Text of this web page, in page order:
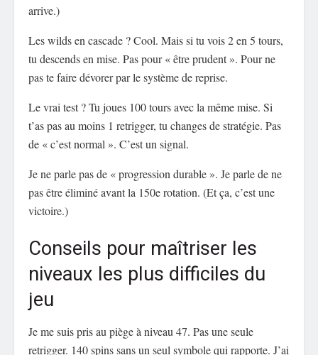
arrive.)
Les wilds en cascade ? Cool. Mais si tu vois 2 en 5 tours,
tu descends en mise. Pas pour « être prudent ». Pour ne
pas te faire dévorer par le système de reprise.
Le vrai test ? Tu joues 100 tours avec la même mise. Si
t’as pas au moins 1 retrigger, tu changes de stratégie. Pas
de « c’est normal ». C’est un signal.
Je ne parle pas de « progression durable ». Je parle de ne
pas être éliminé avant la 150e rotation. (Et ça, c’est une
victoire.)
Conseils pour maîtriser les
niveaux les plus difficiles du
jeu
Je me suis pris au piège à niveau 47. Pas une seule
retrigger. 140 spins sans un seul symbole qui rapporte. J’ai